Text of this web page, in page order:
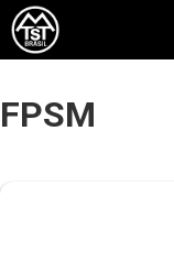
FPSM